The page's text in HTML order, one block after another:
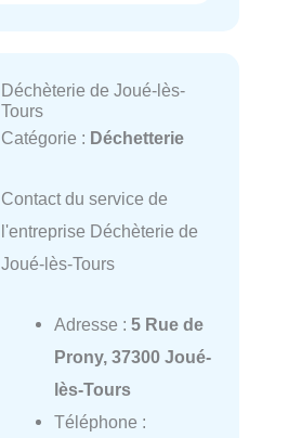
Déchèterie de Joué-lès-
Tours
Catégorie : Déchetterie
Contact du service de
l'entreprise Déchèterie de
Joué-lès-Tours
Adresse : 5 Rue de
Prony, 37300 Joué-
lès-Tours
Téléphone :